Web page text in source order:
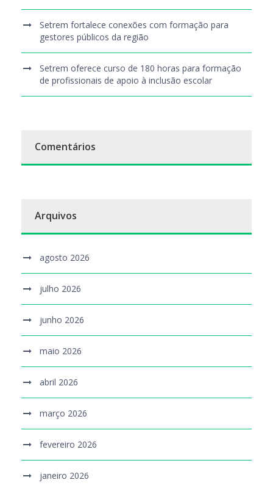
Setrem fortalece conexões com formação para
gestores públicos da região
Setrem oferece curso de 180 horas para formação
de profissionais de apoio à inclusão escolar
Comentários
Arquivos
agosto 2026
julho 2026
junho 2026
maio 2026
abril 2026
março 2026
fevereiro 2026
janeiro 2026